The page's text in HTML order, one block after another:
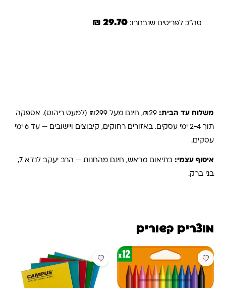
סה"כ לפריטים שנבחרו: 29.70 ₪
משלוח עד הבית: ₪29, חינם מעל ₪299 (למעט ריהוט). אספקה
תוך 2-4 ימי עסקים. באזורים רחוקים, קיבוצים ויישובים — עד 6 ימי
עסקים.
איסוף עצמי: בתיאום מראש, חינם מהחנות — הרב יעקב לנדא 7,
בני ברק.
מוצרים קשורים
מבצע מבצע